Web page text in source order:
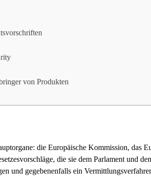
von Produkten
die Europäische Kommission, das
die sie dem Parlament und
und gegebenenfalls ein